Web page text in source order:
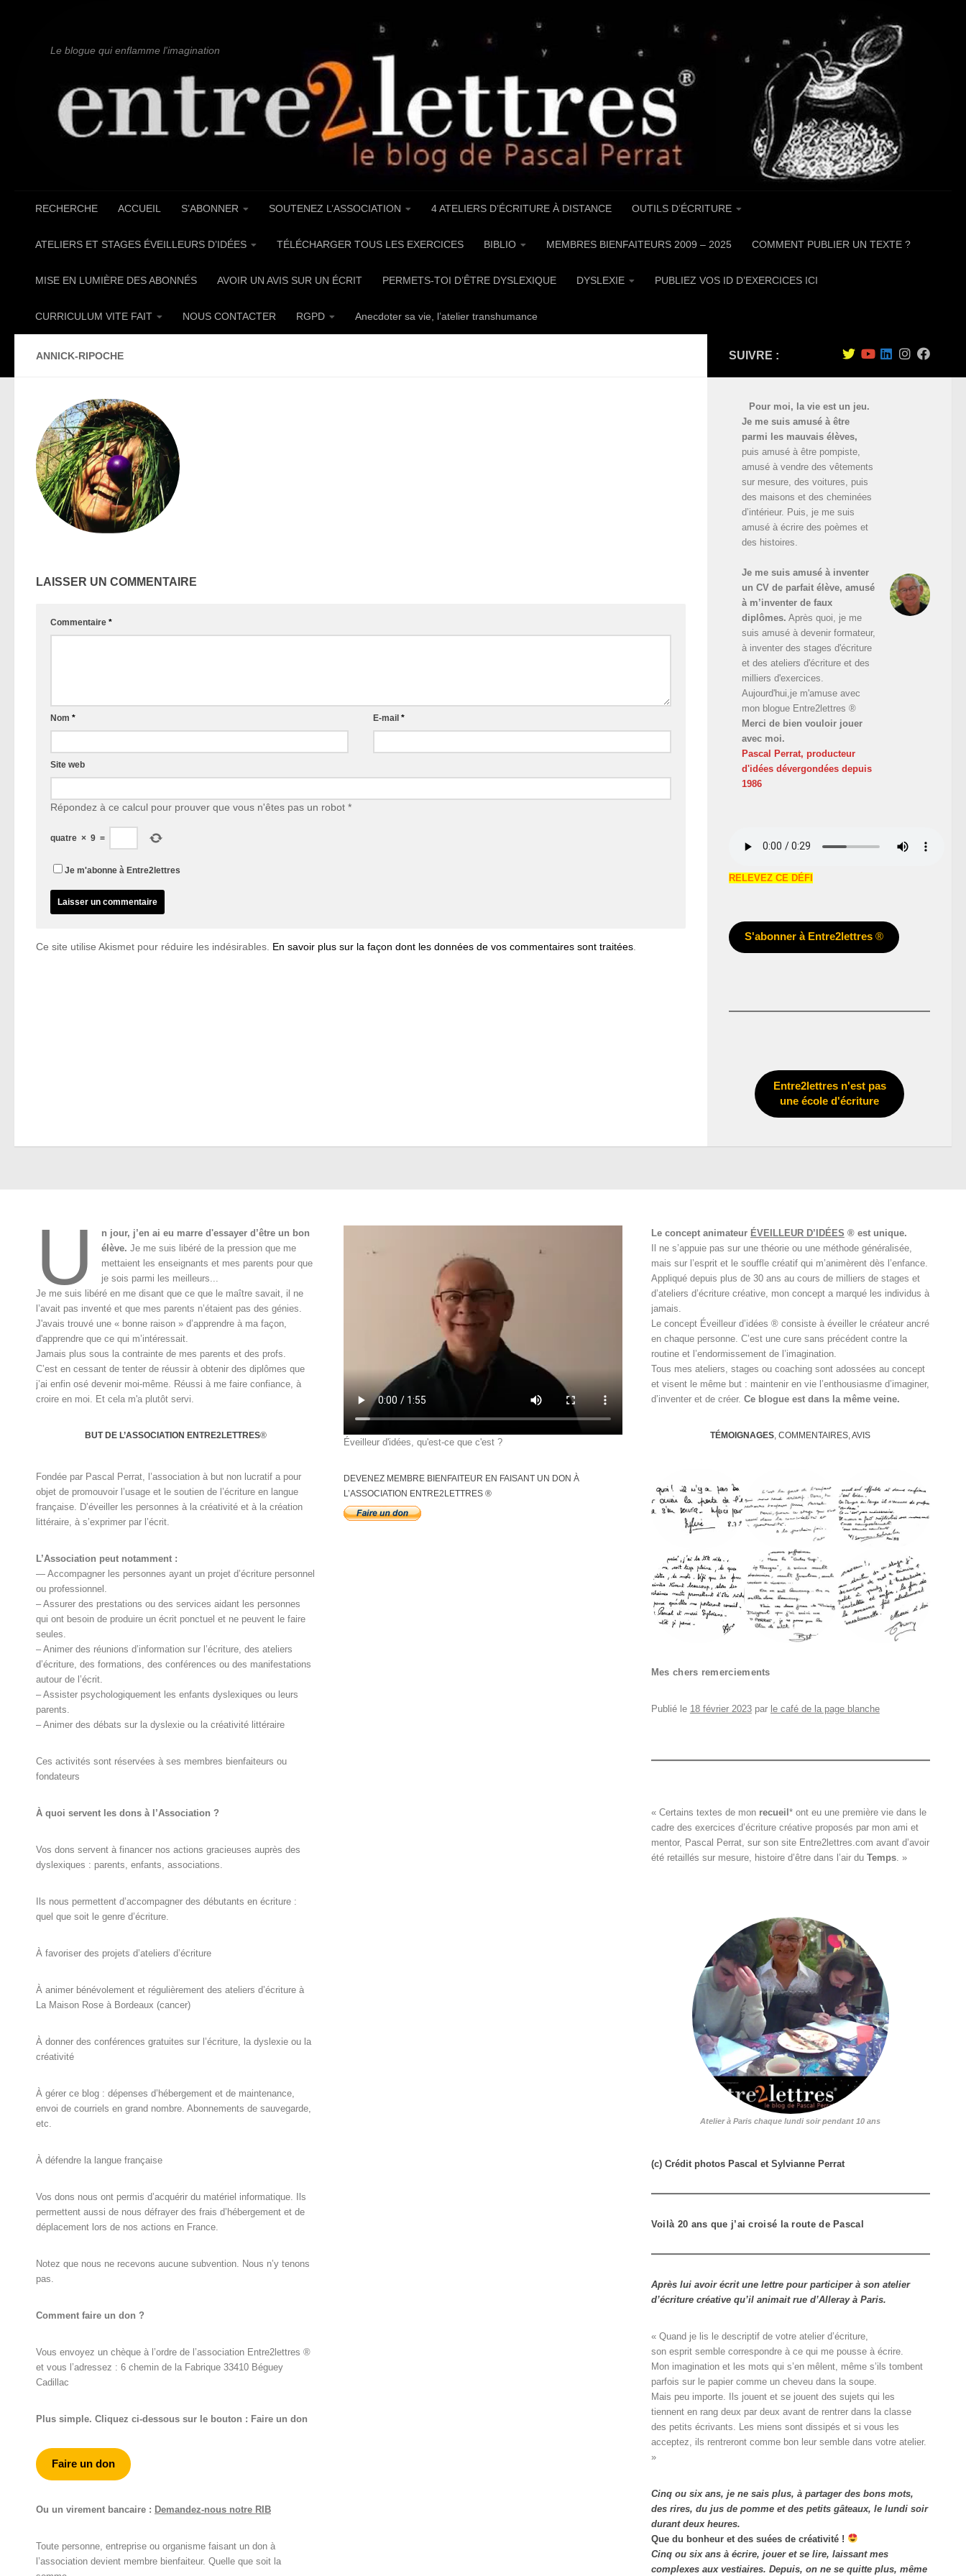
Le blogue qui enflamme l'imagination
RECHERCHE ACCUEIL S’ABONNER SOUTENEZ L’ASSOCIATION 4 ATELIERS D’ÉCRITURE À DISTANCE OUTILS D’ÉCRITURE
ATELIERS ET STAGES ÉVEILLEURS D’IDÉES TÉLÉCHARGER TOUS LES EXERCICES BIBLIO MEMBRES BIENFAITEURS 2009 – 2025 COMMENT PUBLIER UN TEXTE ?
MISE EN LUMIÈRE DES ABONNÉS AVOIR UN AVIS SUR UN ÉCRIT PERMETS-TOI D’ÊTRE DYSLEXIQUE DYSLEXIE PUBLIEZ VOS ID D’EXERCICES ICI
CURRICULUM VITE FAIT NOUS CONTACTER RGPD Anecdoter sa vie, l’atelier transhumance
ANNICK-RIPOCHE
LAISSER UN COMMENTAIRE
Commentaire *
Nom * E-mail*
Site web
Répondez à ce calcul pour prouver que vous n'êtes pas un robot *
quatre × 9 =
Je m'abonne à Entre2lettres
Ce site utilise Akismet pour réduire les indésirables. En savoir plus sur la façon dont les données de vos commentaires sont traitées.
SUIVRE :
Pour moi, la vie est un jeu.
Je me suis amusé à être
parmi les mauvais élèves,
puis amusé à être pompiste,
amusé à vendre des vêtements
sur mesure, des voitures, puis
des maisons et des cheminées
d’intérieur. Puis, je me suis
amusé à écrire des poèmes et
des histoires.
Je me suis amusé à inventer
un CV de parfait élève, amusé
à m’inventer de faux
diplômes. Après quoi, je me
suis amusé à devenir formateur,
à inventer des stages d'écriture
et des ateliers d'écriture et des
milliers d'exercices.
Aujourd'hui,je m'amuse avec
mon blogue Entre2lettres ®
Merci de bien vouloir jouer
avec moi.
Pascal Perrat, producteur
d'idées dévergondées depuis
1986
RELEVEZ CE DÉFI
S'abonner à Entre2lettres®
Entre2lettres n'est pas
une école d'écriture
U
n jour, j’en ai eu marre d'essayer d’être un bon
élève.Je me suis libéré de la pression que me
mettaient les enseignants et mes parents pour que
je sois parmi les meilleurs...
Je me suis libéré en me disant que ce que le maître savait, il ne
l’avait pas inventé et que mes parents n’étaient pas des génies.
J'avais trouvé une « bonne raison » d’apprendre à ma façon,
d'apprendre que ce qui m’intéressait.
Jamais plus sous la contrainte de mes parents et des profs.
C’est en cessant de tenter de réussir à obtenir des diplômes que
j’ai enfin osé devenir moi-même. Réussi à me faire confiance, à
croire en moi. Et cela m'a plutôt servi.
BUT DE L’ASSOCIATION ENTRE2LETTRES®
Fondée par Pascal Perrat, l’association à but non lucratif a pour
objet de promouvoir l’usage et le soutien de l’écriture en langue
française. D’éveiller les personnes à la créativité et à la création
littéraire, à s’exprimer par l’écrit.
L’Association peut notamment :
— Accompagner les personnes ayant un projet d’écriture personnel
ou professionnel.
– Assurer des prestations ou des services aidant les personnes
qui ont besoin de produire un écrit ponctuel et ne peuvent le faire
seules.
– Animer des réunions d’information sur l’écriture, des ateliers
d’écriture, des formations, des conférences ou des manifestations
autour de l’écrit.
– Assister psychologiquement les enfants dyslexiques ou leurs
parents.
– Animer des débats sur la dyslexie ou la créativité littéraire
Ces activités sont réservées à ses membres bienfaiteurs ou
fondateurs
À quoi servent les dons à l’Association ?
Vos dons servent à financer nos actions gracieuses auprès des
dyslexiques : parents, enfants, associations.
Ils nous permettent d’accompagner des débutants en écriture :
quel que soit le genre d’écriture.
À favoriser des projets d’ateliers d’écriture
À animer bénévolement et régulièrement des ateliers d’écriture à
La Maison Rose à Bordeaux (cancer)
À donner des conférences gratuites sur l’écriture, la dyslexie ou la
créativité
À gérer ce blog : dépenses d’hébergement et de maintenance,
envoi de courriels en grand nombre. Abonnements de sauvegarde,
etc.
À défendre la langue française
Vos dons nous ont permis d’acquérir du matériel informatique. Ils
permettent aussi de nous défrayer des frais d’hébergement et de
déplacement lors de nos actions en France.
Notez que nous ne recevons aucune subvention. Nous n’y tenons
pas.
Comment faire un don ?
Vous envoyez un chèque à l’ordre de l’association Entre2lettres ®
et vous l’adressez : 6 chemin de la Fabrique 33410 Béguey
Cadillac
Plus simple. Cliquez ci-dessous sur le bouton : Faire un don
Faire un don
Ou un virement bancaire : Demandez-nous notre RIB
Toute personne, entreprise ou organisme faisant un don à
l’association devient membre bienfaiteur. Quelle que soit la
Éveilleur d'idées, qu'est-ce que c'est ?
DEVENEZ MEMBRE BIENFAITEUR EN FAISANT UN DON À
L’ASSOCIATION ENTRE2LETTRES ®
Le concept animateur ÉVEILLEUR D’IDÉES ® est unique.
Il ne s’appuie pas sur une théorie ou une méthode généralisée,
mais sur l’esprit et le souffle créatif qui m’animèrent dès l’enfance.
Appliqué depuis plus de 30 ans au cours de milliers de stages et
d’ateliers d’écriture créative, mon concept a marqué les individus à
jamais.
Le concept Éveilleur d’idées ® consiste à éveiller le créateur ancré
en chaque personne. C’est une cure sans précédent contre la
routine et l’endormissement de l’imagination.
Tous mes ateliers, stages ou coaching sont adossées au concept
et visent le même but : maintenir en vie l’enthousiasme d’imaginer,
d’inventer et de créer. Ce blogue est dans la même veine.
TÉMOIGNAGES, COMMENTAIRES, AVIS
Mes chers remerciements
Publié le 18 février 2023par le café de la page blanche
« Certains textes de mon recueil* ont eu une première vie dans le
cadre des exercices d’écriture créative proposés par mon ami et
mentor, Pascal Perrat, sur son site Entre2lettres.com avant d’avoir
été retaillés sur mesure, histoire d’être dans l’air du Temps. »
Atelier à Paris chaque lundi soir pendant 10 ans
(c) Crédit photos Pascal et Sylvianne Perrat
Voilà 20 ans que j’ai croisé la route de Pascal
Après lui avoir écrit une lettre pour participer à son atelier
d’écriture créative qu’il animait rue d’Alleray à Paris.
« Quand je lis le descriptif de votre atelier d’écriture,
son esprit semble correspondre à ce qui me pousse à écrire.
Mon imagination et les mots qui s’en mêlent, même s’ils tombent
parfois sur le papier comme un cheveu dans la soupe.
Mais peu importe. Ils jouent et se jouent des sujets qui les
tiennent en rang deux par deux avant de rentrer dans la classe
des petits écrivants. Les miens sont dissipés et si vous les
acceptez, ils rentreront comme bon leur semble dans votre atelier.
»
Cinq ou six ans, je ne sais plus, à partager des bons mots,
des rires, du jus de pomme et des petits gâteaux, le lundi soir
durant deux heures.
Que du bonheur et des suées de créativité !
Cinq ou six ans à écrire, jouer et se lire, laissant mes
complexes aux vestiaires. Depuis, on ne se quitte plus, même